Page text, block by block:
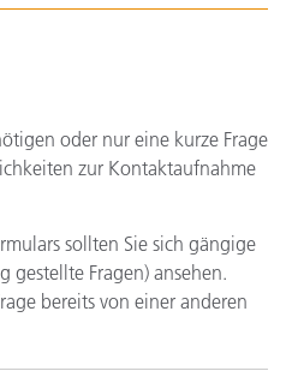
oder nur eine kurze Frage
zur Kontaktaufnahme
sollten Sie sich gängige
gestellte Fragen) ansehen.
bereits von einer anderen